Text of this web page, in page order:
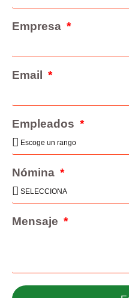
Empresa
Email
Empleados
Nómina
Mensaje